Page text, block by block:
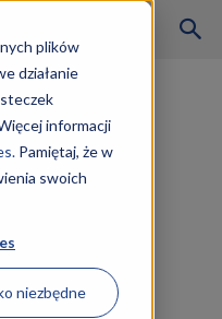
plików
działanie
informacji
Pamiętaj, że w
swoich
niezbędne
MG.12,